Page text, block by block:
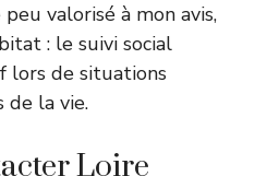
valorisé à mon avis,
: le suivi social
lors de situations
de la vie.
Loire